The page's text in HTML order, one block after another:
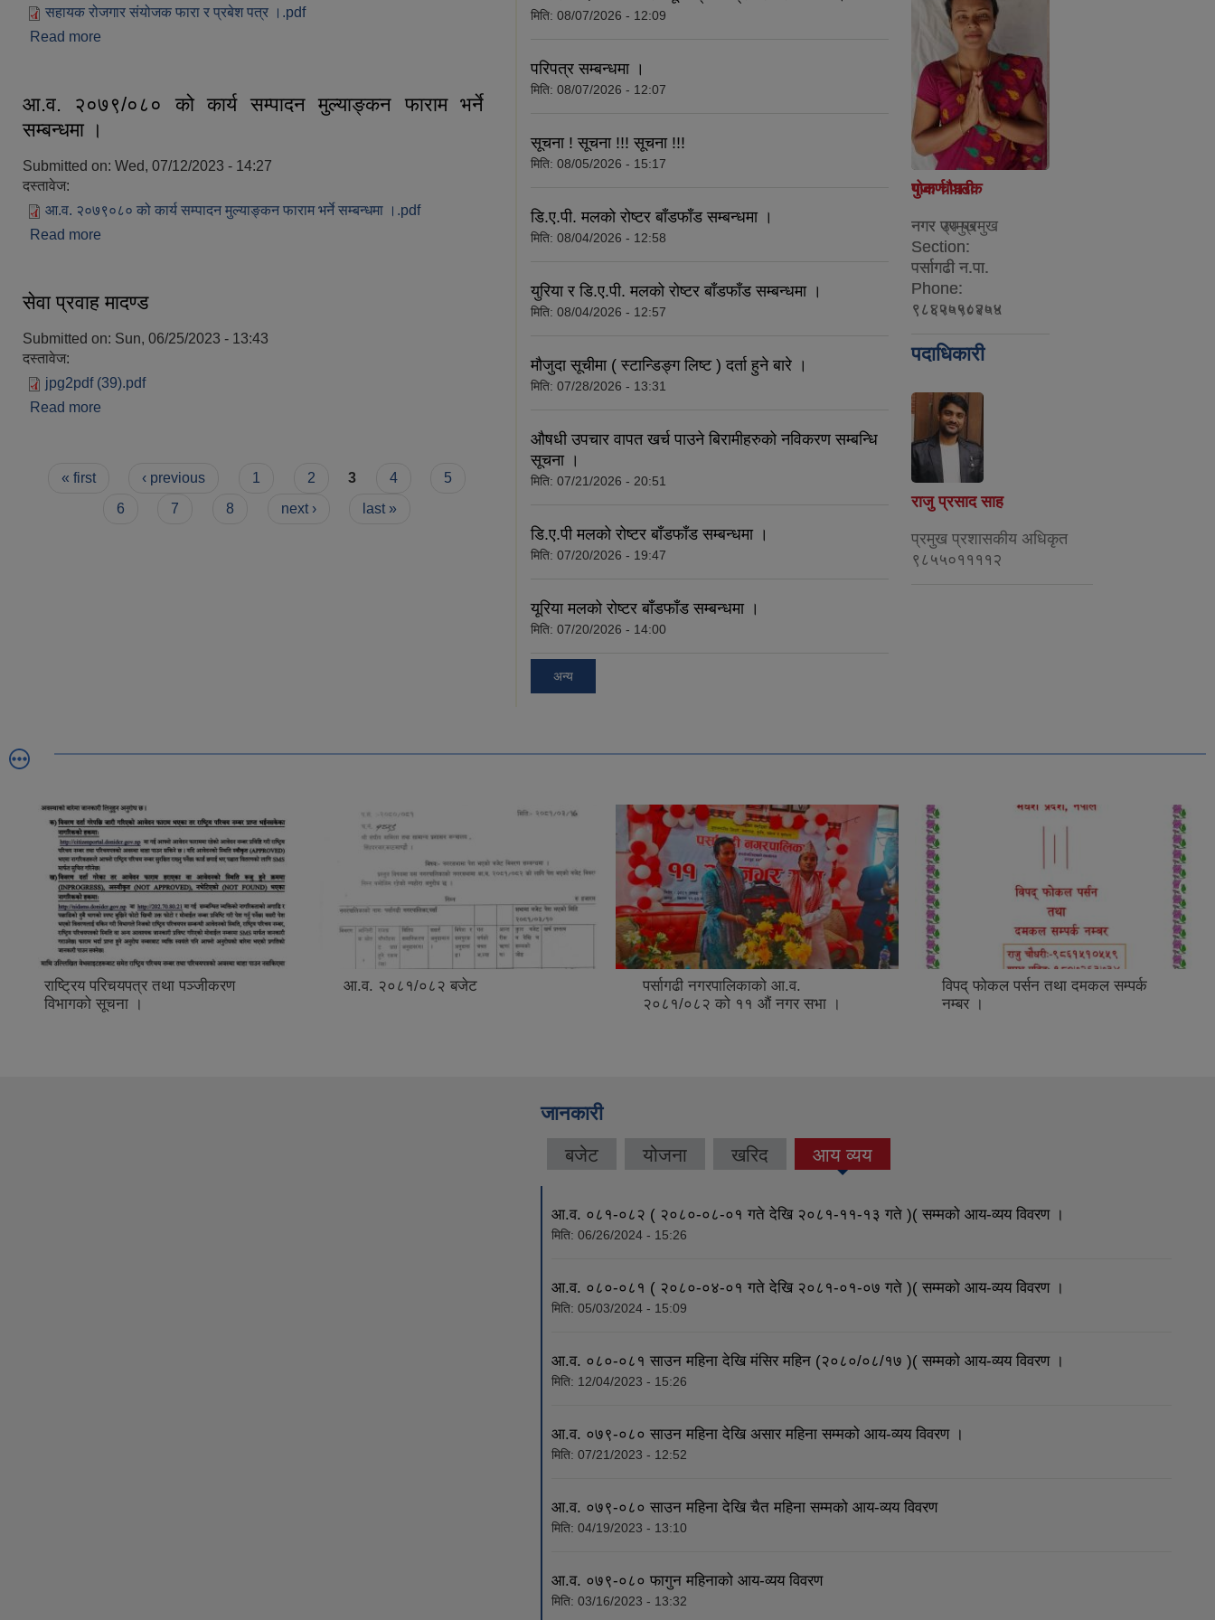
सहायक रोजगार संयोजक फारा र प्रबेश पत्र ।.pdf
Read more
आ.व. २०७९/०८० को कार्य सम्पादन मुल्याङ्कन फाराम भर्ने
सम्बन्धमा ।
Submitted on: Wed, 07/12/2023 - 14:27
दस्तावेज:
आ.व. २०७९०८० को कार्य सम्पादन मुल्याङ्कन फाराम भर्ने सम्बन्धमा ।.pdf
Read more
सेवा प्रवाह मादण्ड
Submitted on: Sun, 06/25/2023 - 13:43
दस्तावेज:
jpg2pdf (39).pdf
Read more
Pages
« first ‹ previous 1 2 3 4
5
6
7 8 next › last »
मिति: 08/07/2026 - 12:09
परिपत्र सम्बन्धमा ।
मिति: 08/07/2026 - 12:07
सूचना ! सूचना !!! सूचना !!!
मिति: 08/05/2026 - 15:17
डि.ए.पी. मलको रोष्टर बाँडफाँड सम्बन्धमा ।
मिति: 08/04/2026 - 12:58
युरिया र डि.ए.पी. मलको रोष्टर बाँडफाँड सम्बन्धमा ।
मिति: 08/04/2026 - 12:57
मौजुदा सूचीमा ( स्टान्डिङ्ग लिष्ट ) दर्ता हुने बारे ।
मिति: 07/28/2026 - 13:31
औषधी उपचार वापत खर्च पाउने बिरामीहरुको नविकरण सम्बन्धि
सूचना ।
मिति: 07/21/2026 - 20:51
डि.ए.पी मलको रोष्टर बाँडफाँड सम्बन्धमा ।
मिति: 07/20/2026 - 19:47
यूरिया मलको रोष्टर बाँडफाँड सम्बन्धमा ।
मिति: 07/20/2026 - 14:00
अन्य
गोकर्ण पाठक
नगर प्रमुख
Section:
पर्सागढी न.पा.
Phone:
९८४५५५८४०५
पुजा चौधरी
नगर उप प्रमुख
Section:
पर्सागढी न.पा.
Phone:
९८६२०९०२५४
पदाधिकारी
राजु प्रसाद साह
प्रमुख प्रशासकीय अधिकृत
९८५५०११११२
राष्ट्रिय परिचयपत्र तथा पञ्जीकरण
विभागको सूचना ।
आ.व. २०८१/०८२ बजेट
पर्सागढी नगरपालिकाको आ.व.
२०८१/०८२ को ११ औं नगर सभा ।
विपद् फोकल पर्सन तथा दमकल सम्पर्क
नम्बर ।
जानकारी
बजेट योजना खरिद आय व्यय
(active
आ.व. ०८१-०८२ ( २०८०-०८-०१ गते देखि २०८१-११-१३ गते )( सम्मको आय-व्यय विवरण ।
मिति: 06/26/2024 - 15:26
आ.व. ०८०-०८१ ( २०८०-०४-०१ गते देखि २०८१-०१-०७ गते )( सम्मको आय-व्यय विवरण ।
मिति: 05/03/2024 - 15:09
आ.व. ०८०-०८१ साउन महिना देखि मंसिर महिन (२०८०/०८/१७ )( सम्मको आय-व्यय विवरण ।
मिति: 12/04/2023 - 15:26
आ.व. ०७९-०८० साउन महिना देखि असार महिना सम्मको आय-व्यय विवरण ।
मिति: 07/21/2023 - 12:52
आ.व. ०७९-०८० साउन महिना देखि चैत महिना सम्मको आय-व्यय विवरण
मिति: 04/19/2023 - 13:10
आ.व. ०७९-०८० फागुन महिनाको आय-व्यय विवरण
मिति: 03/16/2023 - 13:32